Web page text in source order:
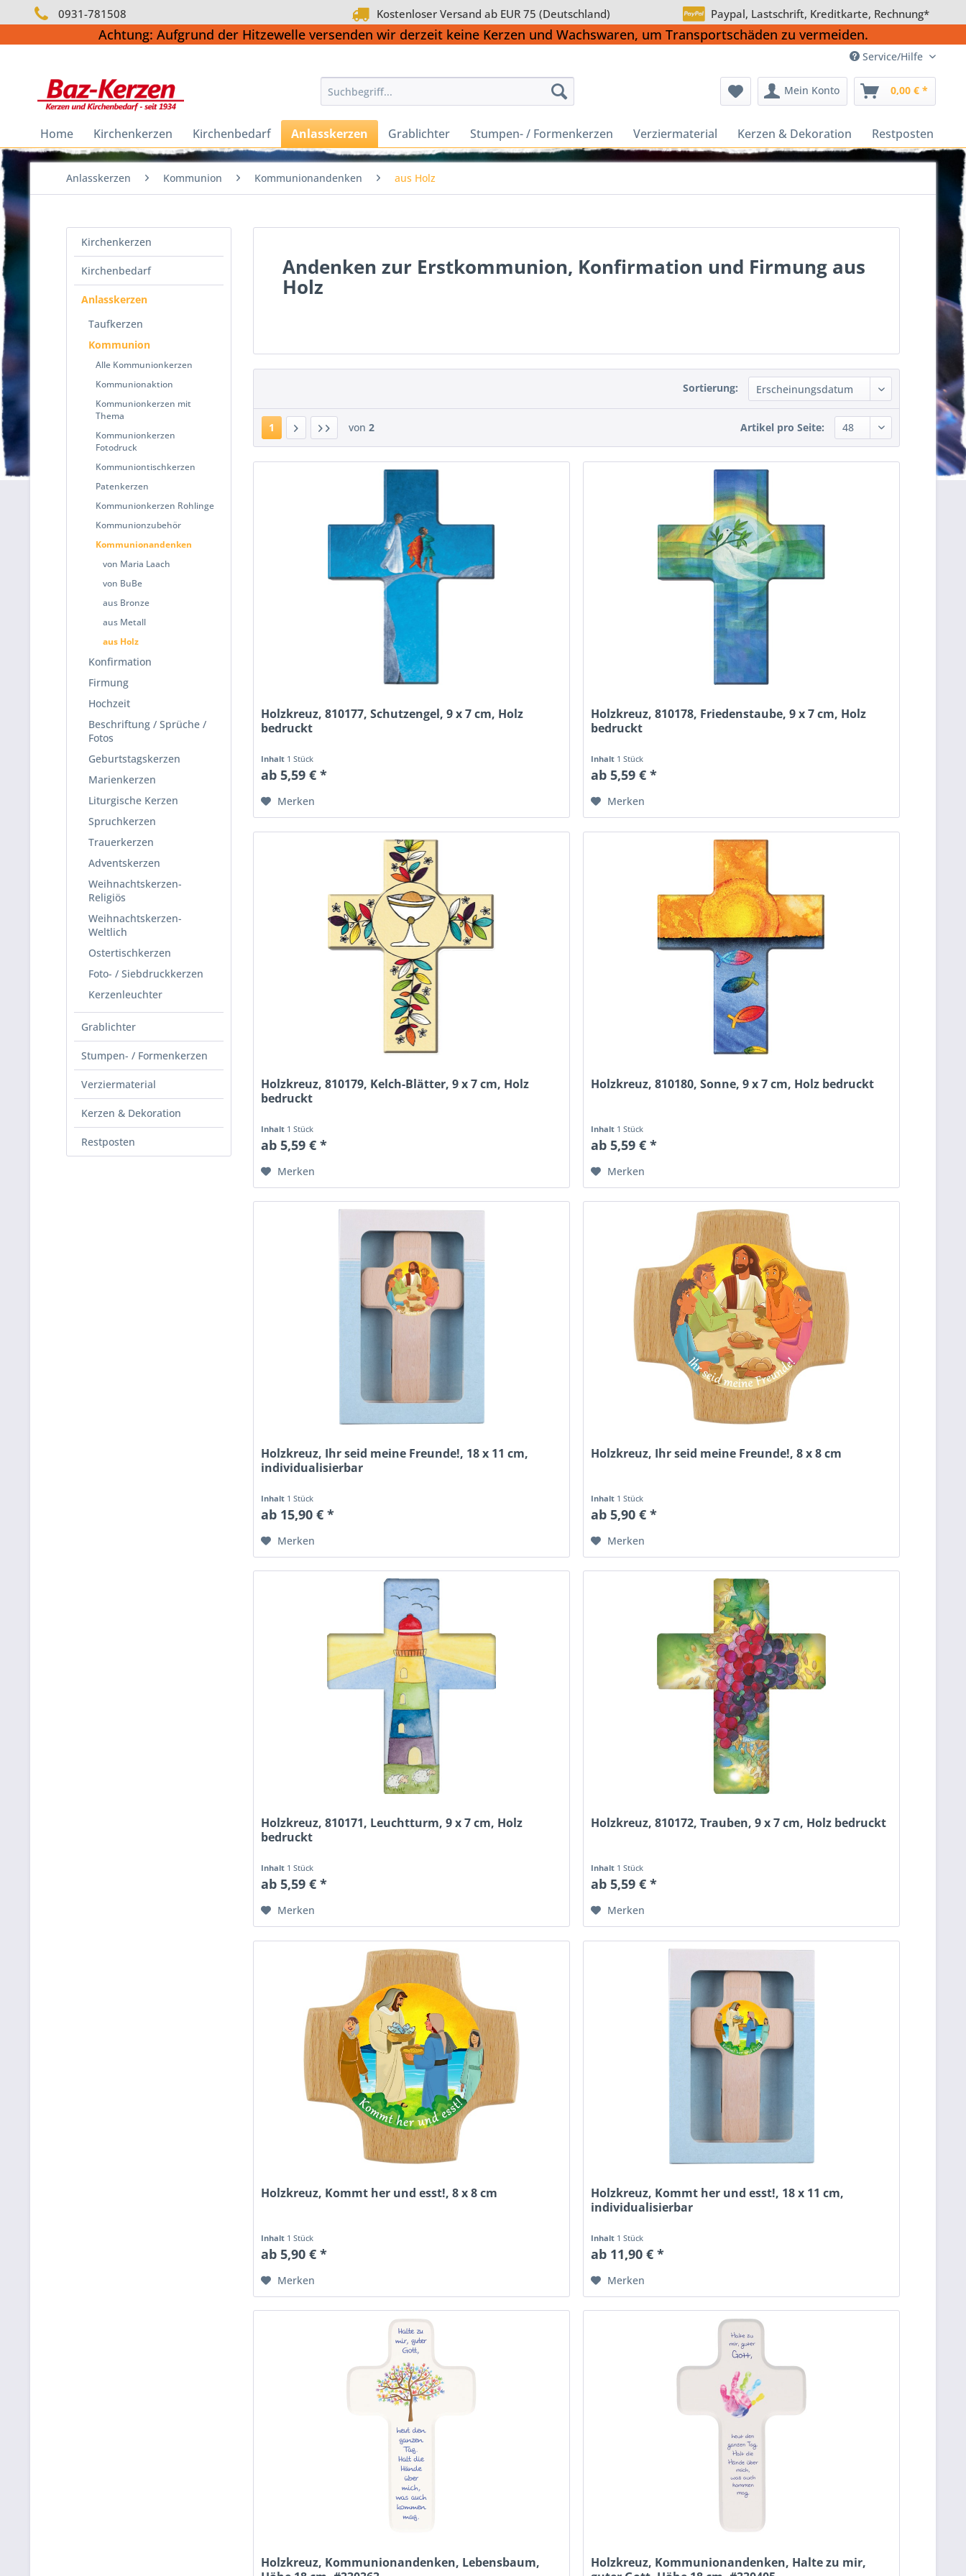
0931-781508 Kostenloser Versand ab EUR 75 (Deutschland) Paypal, Lastschrift, Kreditkarte, Rechnung*
Achtung: Aufgrund der Hitzewelle versenden wir derzeit keine Kerzen und Wachswaren, um Transportschäden zu vermeiden.
Service/Hilfe
Mein Konto 0,00 € *
Home Kirchenkerzen Kirchenbedarf Anlasskerzen Grablichter Stumpen- / Formenkerzen Verziermaterial Kerzen & Dekoration Restposten
Anlasskerzen Kommunion Kommunionandenken aus Holz
Kirchenkerzen
Kirchenbedarf
Anlasskerzen
Taufkerzen
Kommunion
Alle Kommunionkerzen
Kommunionaktion
Kommunionkerzen mit
Thema
Kommunionkerzen
Fotodruck
Kommuniontischkerzen
Patenkerzen
Kommunionkerzen Rohlinge
Kommunionzubehör
Kommunionandenken
von Maria Laach
von BuBe
aus Bronze
aus Metall
aus Holz
Konfirmation
Firmung
Hochzeit
Beschriftung / Sprüche /
Fotos
Geburtstagskerzen
Marienkerzen
Liturgische Kerzen
Spruchkerzen
Trauerkerzen
Adventskerzen
Weihnachtskerzen-
Religiös
Weihnachtskerzen-
Weltlich
Ostertischkerzen
Foto- / Siebdruckkerzen
Kerzenleuchter
Grablichter
Stumpen- / Formenkerzen
Verziermaterial
Kerzen & Dekoration
Restposten
Andenken zur Erstkommunion, Konfirmation und Firmung aus
Holz
Sortierung:
1 von 2 Artikel pro Seite:
Holzkreuz, 810177, Schutzengel, 9 x 7 cm, Holz
bedruckt
Inhalt 1 Stück
ab 5,59 € *
Merken
Holzkreuz, 810178, Friedenstaube, 9 x 7 cm, Holz
bedruckt
Inhalt 1 Stück
ab 5,59 € *
Merken
Holzkreuz, 810179, Kelch-Blätter, 9 x 7 cm, Holz
bedruckt
Inhalt 1 Stück
ab 5,59 € *
Merken
Holzkreuz, 810180, Sonne, 9 x 7 cm, Holz bedruckt
Inhalt 1 Stück
ab 5,59 € *
Merken
Holzkreuz, Ihr seid meine Freunde!, 18 x 11 cm,
individualisierbar
Inhalt 1 Stück
ab 15,90 € *
Merken
Holzkreuz, Ihr seid meine Freunde!, 8 x 8 cm
Inhalt 1 Stück
ab 5,90 € *
Merken
Holzkreuz, 810171, Leuchtturm, 9 x 7 cm, Holz
bedruckt
Inhalt 1 Stück
ab 5,59 € *
Merken
Holzkreuz, 810172, Trauben, 9 x 7 cm, Holz bedruckt
Inhalt 1 Stück
ab 5,59 € *
Merken
Holzkreuz, Kommt her und esst!, 8 x 8 cm
Inhalt 1 Stück
ab 5,90 € *
Merken
Holzkreuz, Kommt her und esst!, 18 x 11 cm,
individualisierbar
Inhalt 1 Stück
ab 11,90 € *
Merken
Holzkreuz, Kommunionandenken, Lebensbaum,
Holzkreuz, Kommunionandenken, Halte zu mir,